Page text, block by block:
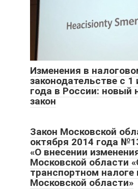
Изменения в
законодательстве с 1
года в России: новый
закон
Закон Московской
октября 2014 года
«О внесении
Московской области
транспортном налоге
Московской области»